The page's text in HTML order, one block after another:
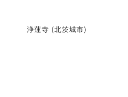
浄蓮寺 (北茨城市)